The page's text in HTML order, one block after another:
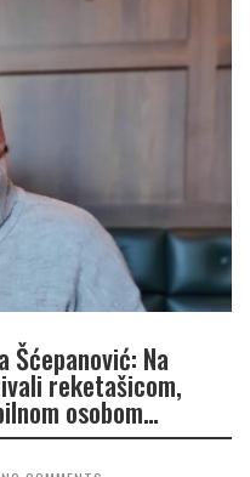
Šćepanović: Na
reketašicom,
osobom…